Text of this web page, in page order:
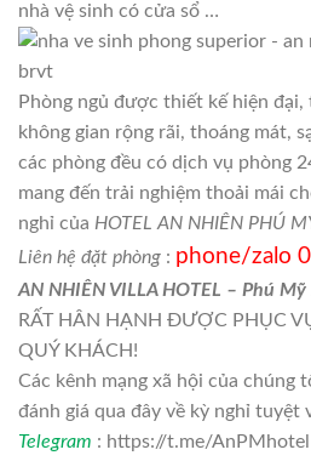
nhà vệ sinh có cửa sổ …
Phòng ngủ được thiết kế hiện
không gian rộng rãi, thoáng mát,
các phòng đều có dịch vụ phòng
mang đến trải nghiệm thoải mái
nghỉ của HOTEL AN NHIÊN PHÚ
Liên hệ đặt phòng : phone/zalo
AN NHIÊN VILLA HOTEL – Phú Mỹ
RẤT HÂN HẠNH ĐƯỢC PHỤC
QUÝ KHÁCH!
Các kênh mạng xã hội của chúng
đánh giá qua đây về kỳ nghỉ tuyệt
Telegram : https://t.me/AnPMhotel